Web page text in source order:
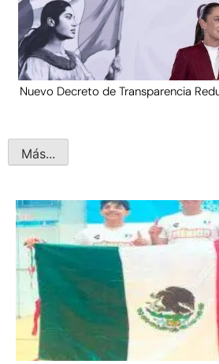
Nuevo Decreto de Transparencia
Más...